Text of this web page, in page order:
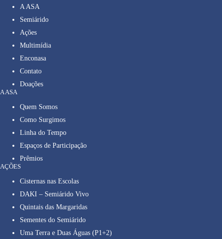
A ASA
Semiárido
Ações
Multimídia
Enconasa
Contato
Doações
A ASA
Quem Somos
Como Surgimos
Linha do Tempo
Espaços de Participação
Prêmios
AÇÕES
Cisternas nas Escolas
DAKI – Semiárido Vivo
Quintais das Margaridas
Sementes do Semiárido
Uma Terra e Duas Águas (P1+2)